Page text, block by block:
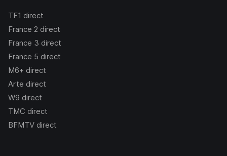
TF1 direct
France 2 direct
France 3 direct
France 5 direct
M6+ direct
Arte direct
W9 direct
TMC direct
BFMTV direct